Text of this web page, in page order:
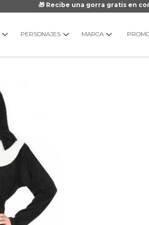
🎁 Recibe una gorra gratis en
PERSONAJES MARCA